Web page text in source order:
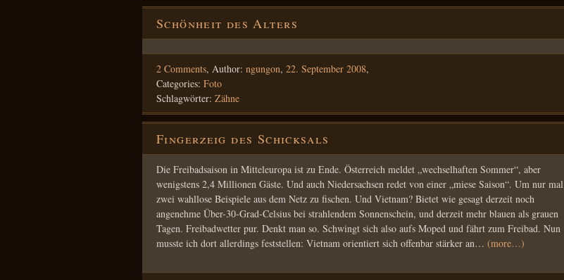
Schönheit des Alters
2 Comments, Author: ngungon, 22. September 2008,
Categories: Foto
Schlagwörter: Zähne
Fingerzeig des Schicksals
Die Freibadsaison in Mitteleuropa ist zu Ende. Österreich meldet „wechselhaften Sommer“, aber
wenigstens 2,4 Millionen Gäste. Und auch Niedersachsen redet von einer „miese Saison“. Um nur mal
zwei wahllose Beispiele aus dem Netz zu fischen. Und Vietnam? Bietet wie gesagt derzeit noch
angenehme Über-30-Grad-Celsius bei strahlendem Sonnenschein, und derzeit mehr blauen als grauen
Tagen. Freibadwetter pur. Denkt man so. Schwingt sich also aufs Moped und fährt zum Freibad. Nun
musste ich dort allerdings feststellen: Vietnam orientiert sich offenbar stärker an… (more…)